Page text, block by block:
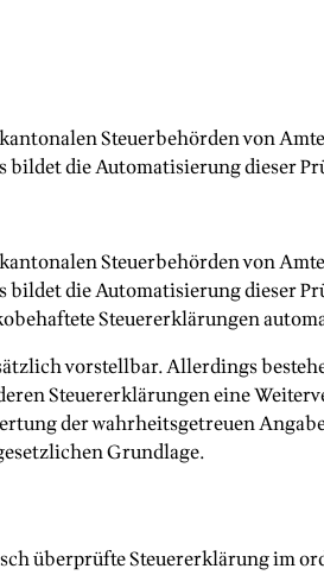
Steuerbehörden von
die Automatisierung dieser
Steuerbehörden von
die Automatisierung dieser
Steuererklärungen
vorstellbar. Allerdings
Steuererklärungen eine
der wahrheitsgetreuen
Grundlage.
überprüfte Steuererklärung im